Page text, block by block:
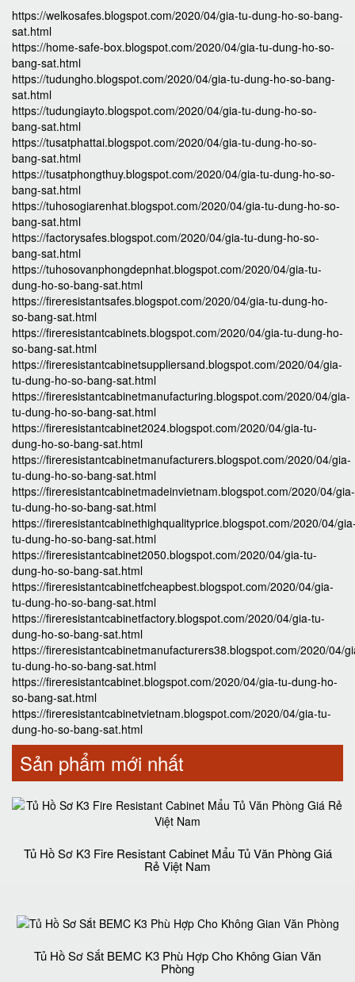
https://welkosafes.blogspot.com/2020/04/gia-tu-dung-ho-so-bang-
sat.html
https://home-safe-box.blogspot.com/2020/04/gia-tu-dung-ho-so-
bang-sat.html
https://tudungho.blogspot.com/2020/04/gia-tu-dung-ho-so-bang-
sat.html
https://tudungiayto.blogspot.com/2020/04/gia-tu-dung-ho-so-
bang-sat.html
https://tusatphattai.blogspot.com/2020/04/gia-tu-dung-ho-so-
bang-sat.html
https://tusatphongthuy.blogspot.com/2020/04/gia-tu-dung-ho-so-
bang-sat.html
https://tuhosogiarenhat.blogspot.com/2020/04/gia-tu-dung-ho-so-
bang-sat.html
https://factorysafes.blogspot.com/2020/04/gia-tu-dung-ho-so-
bang-sat.html
https://tuhosovanphongdepnhat.blogspot.com/2020/04/gia-tu-
dung-ho-so-bang-sat.html
https://fireresistantsafes.blogspot.com/2020/04/gia-tu-dung-ho-
so-bang-sat.html
https://fireresistantcabinets.blogspot.com/2020/04/gia-tu-dung-ho-
so-bang-sat.html
https://fireresistantcabinetsuppliersand.blogspot.com/2020/04/gia-
tu-dung-ho-so-bang-sat.html
https://fireresistantcabinetmanufacturing.blogspot.com/2020/04/gia-
tu-dung-ho-so-bang-sat.html
https://fireresistantcabinet2024.blogspot.com/2020/04/gia-tu-
dung-ho-so-bang-sat.html
https://fireresistantcabinetmanufacturers.blogspot.com/2020/04/gia-
tu-dung-ho-so-bang-sat.html
https://fireresistantcabinetmadeinvietnam.blogspot.com/2020/04/gia-
tu-dung-ho-so-bang-sat.html
https://fireresistantcabinethighqualityprice.blogspot.com/2020/04/
tu-dung-ho-so-bang-sat.html
https://fireresistantcabinet2050.blogspot.com/2020/04/gia-tu-
dung-ho-so-bang-sat.html
https://fireresistantcabinetfcheapbest.blogspot.com/2020/04/gia-
tu-dung-ho-so-bang-sat.html
https://fireresistantcabinetfactory.blogspot.com/2020/04/gia-tu-
dung-ho-so-bang-sat.html
https://fireresistantcabinetmanufacturers38.blogspot.com/2020/04/
tu-dung-ho-so-bang-sat.html
https://fireresistantcabinet.blogspot.com/2020/04/gia-tu-dung-ho-
so-bang-sat.html
https://fireresistantcabinetvietnam.blogspot.com/2020/04/gia-tu-
dung-ho-so-bang-sat.html
Sản phẩm mới nhất
Tủ Hồ Sơ K3 Fire Resistant Cabinet Mẩu Tủ Văn Phòng Giá
Rẻ Việt Nam
Tủ Hồ Sơ Sắt BEMC K3 Phù Hợp Cho Không Gian Văn
Phòng